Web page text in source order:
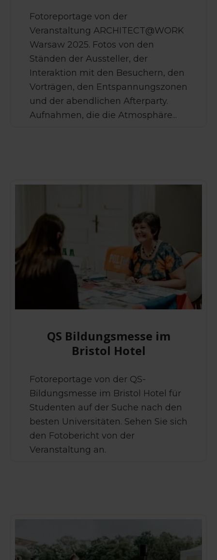
Fotoreportage von der
Veranstaltung ARCHITECT@WORK
Warsaw 2025. Fotos von den
Ständen der Aussteller, der
Interaktion mit den Besuchern, den
Vorträgen, den Entspannungszonen
und der abendlichen Afterparty.
Aufnahmen, die die Atmosphäre...
QS Bildungsmesse im
Bristol Hotel
Fotoreportage von der QS-
Bildungsmesse im Bristol Hotel für
Studenten auf der Suche nach den
besten Universitäten. Sehen Sie sich
den Fotobericht von der
Veranstaltung an.